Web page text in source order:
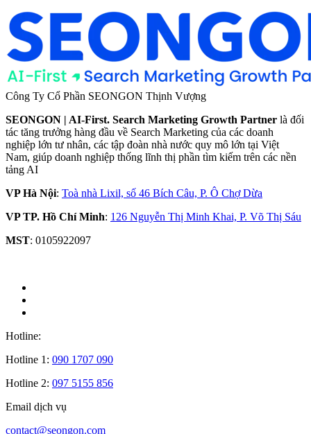
Công Ty Cổ Phần SEONGON Thịnh Vượng
SEONGON | AI-First. Search Marketing Growth Partner là đối
tác tăng trưởng hàng đầu về Search Marketing của các doanh
nghiệp lớn tư nhân, các tập đoàn nhà nước quy mô lớn tại Việt
Nam, giúp doanh nghiệp thống lĩnh thị phần tìm kiếm trên các nền
tảng AI
VP Hà Nội: Toà nhà Lixil, số 46 Bích Câu, P. Ô Chợ Dừa
VP TP. Hồ Chí Minh: 126 Nguyễn Thị Minh Khai, P. Võ Thị Sáu
MST: 0105922097
Hotline:
Hotline 1: 090 1707 090
Hotline 2: 097 5155 856
Email dịch vụ
contact@seongon.com